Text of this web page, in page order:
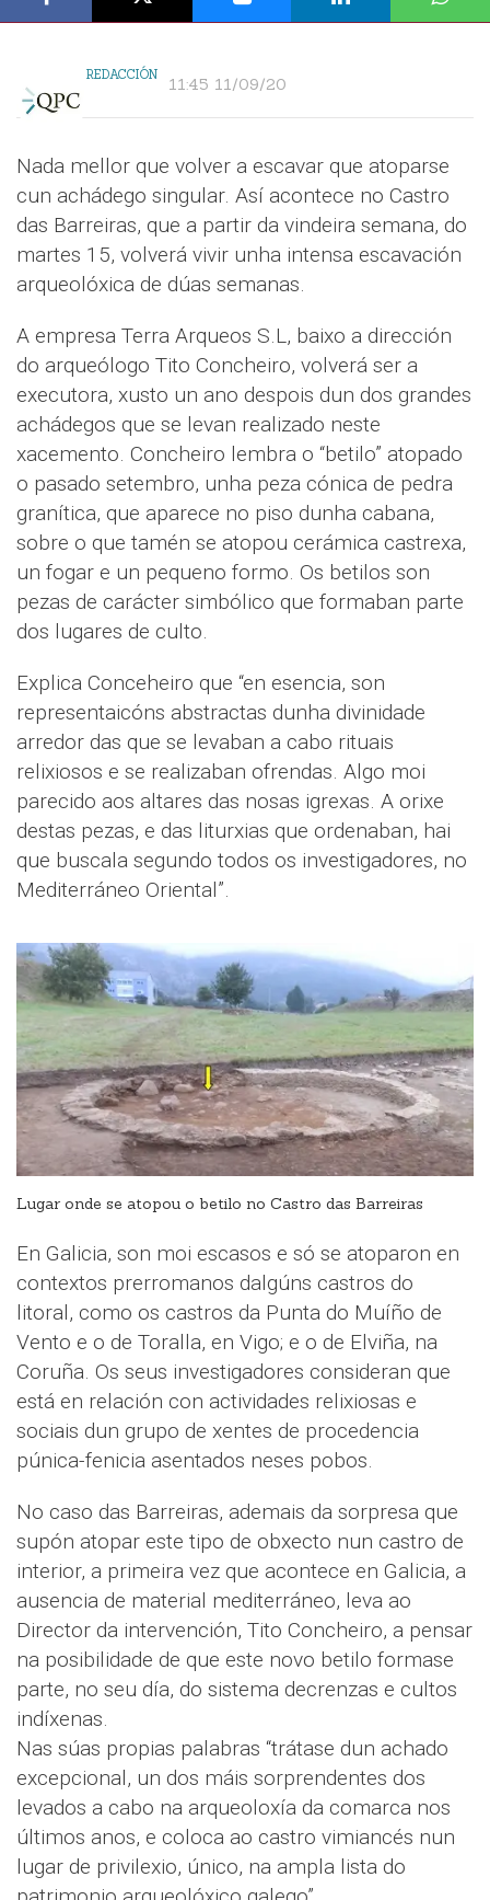
REDACCIÓN 11:45 11/09/20
Nada mellor que volver a escavar que atoparse
cun achádego singular. Así acontece no Castro
das Barreiras, que a partir da vindeira semana, do
martes 15, volverá vivir unha intensa escavación
arqueolóxica de dúas semanas.
A empresa Terra Arqueos S.L, baixo a dirección
do arqueólogo Tito Concheiro, volverá ser a
executora, xusto un ano despois dun dos grandes
achádegos que se levan realizado neste
xacemento. Concheiro lembra o “betilo” atopado
o pasado setembro, unha peza cónica de pedra
granítica, que aparece no piso dunha cabana,
sobre o que tamén se atopou cerámica castrexa,
un fogar e un pequeno formo. Os betilos son
pezas de carácter simbólico que formaban parte
dos lugares de culto.
Explica Conceheiro que “en esencia, son
representaicóns abstractas dunha divinidade
arredor das que se levaban a cabo rituais
relixiosos e se realizaban ofrendas. Algo moi
parecido aos altares das nosas igrexas. A orixe
destas pezas, e das liturxias que ordenaban, hai
que buscala segundo todos os investigadores, no
Mediterráneo Oriental”.
Lugar onde se atopou o betilo no Castro das Barreiras
En Galicia, son moi escasos e só se atoparon en
contextos prerromanos dalgúns castros do
litoral, como os castros da Punta do Muíño de
Vento e o de Toralla, en Vigo; e o de Elviña, na
Coruña. Os seus investigadores consideran que
está en relación con actividades relixiosas e
sociais dun grupo de xentes de procedencia
púnica-fenicia asentados neses pobos.
No caso das Barreiras, ademais da sorpresa que
supón atopar este tipo de obxecto nun castro de
interior, a primeira vez que acontece en Galicia, a
ausencia de material mediterráneo, leva ao
Director da intervención, Tito Concheiro, a pensar
na posibilidade de que este novo betilo formase
parte, no seu día, do sistema decrenzas e cultos
indíxenas.
Nas súas propias palabras “trátase dun achado
excepcional, un dos máis sorprendentes dos
levados a cabo na arqueoloxía da comarca nos
últimos anos, e coloca ao castro vimiancés nun
lugar de privilexio, único, na ampla lista do